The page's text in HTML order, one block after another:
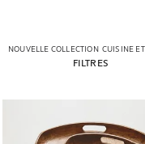
NOUVELLE COLLECTION CUISINE
FILTRES
Image changée en 1 de 6